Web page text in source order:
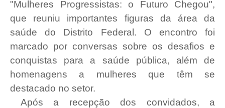
"Mulheres Progressistas: o Futuro Chegou",
que reuniu importantes figuras da área da
saúde do Distrito Federal. O encontro foi
marcado por conversas sobre os desafios e
conquistas para a saúde pública, além de
homenagens a mulheres que têm se
destacado no setor.
Após a recepção dos convidados, a